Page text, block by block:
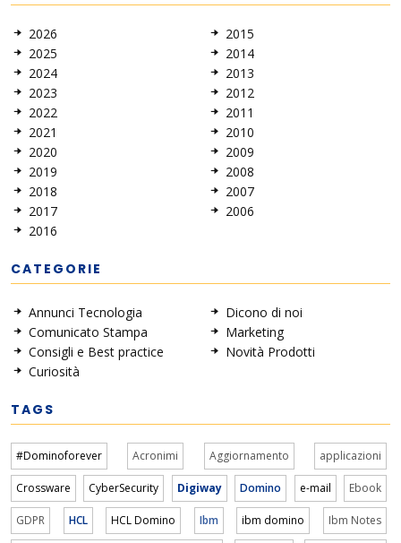
2026
2025
2024
2023
2022
2021
2020
2019
2018
2017
2016
2015
2014
2013
2012
2011
2010
2009
2008
2007
2006
CATEGORIE
Annunci Tecnologia
Comunicato Stampa
Consigli e Best practice
Curiosità
Dicono di noi
Marketing
Novità Prodotti
TAGS
#Dominoforever Acronimi Aggiornamento applicazioni
Crossware CyberSecurity Digiway Domino e-mail Ebook
GDPR HCL HCL Domino Ibm ibm domino Ibm Notes